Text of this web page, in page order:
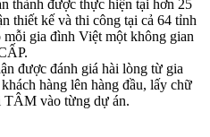
thành được thực hiện tại hơn 25
thiết kế và thi công tại cả 64 tỉnh
mỗi gia đình Việt một không gian
được đánh giá hài lòng từ gia
hàng lên hàng đầu, lấy chữ
TÂM vào từng dự án.